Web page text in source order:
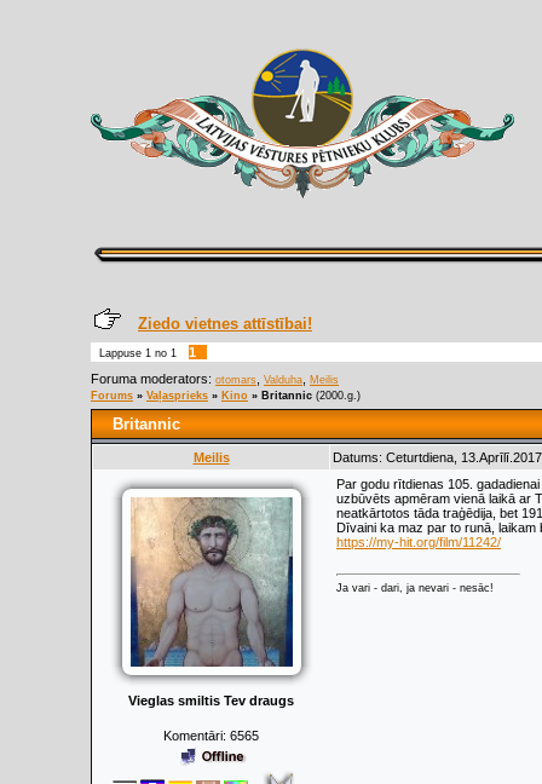
Ziedo vietnes attīstībai!
Lappuse 1 no 1
1
Foruma moderators: otomars Valduha
Meilis
Forums » Vaļasprieks » Kino » Britannic (2000.g.)
Britannic
Meilis Datums: Ceturtdiena,
Vieglas smiltis Tev draugs
Komentāri: 6565
Par godu rītdienas 105.
uzbūvēts apmēram vienā laikā ar
neatkārtotos tāda traģēdija, bet
Dīvaini ka maz par to runā, laikam
https://my-hit.org/film/11242/
Ja vari - dari, ja nevari - nesāc!